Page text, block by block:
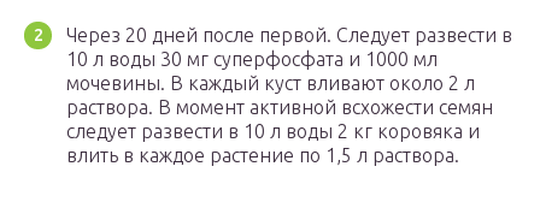
Через 20 дней после первой. Следует развести в
10 л воды 30 мг суперфосфата и 1000 мл
мочевины. В каждый куст вливают около 2 л
раствора. В момент активной всхожести семян
следует развести в 10 л воды 2 кг коровяка и
влить в каждое растение по 1,5 л раствора.